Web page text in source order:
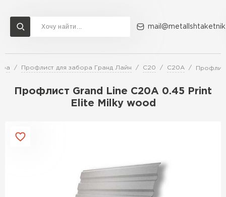
Профлист для забора Гранд Лайн C20 C20A
Профлист Grand Line C20A 0.45 Print
Elite Milky wood
Доставка и оплата Акции О компании Контакты
Перейти в каталог